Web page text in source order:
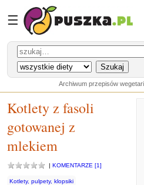
☰
Archiwum przepisów
Kotlety z fasoli
gotowanej z
mlekiem
| KOMENTARZE [1]
Kotlety, pulpety, klopsiki